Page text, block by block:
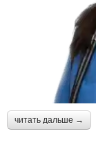
читать дальше →